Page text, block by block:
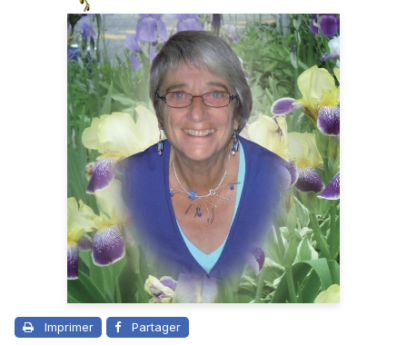
Imprimer Partager